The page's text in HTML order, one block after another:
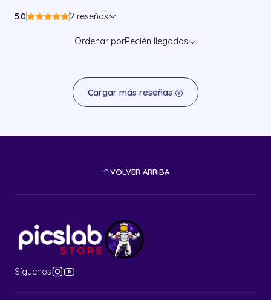
5.0 2 reseñas
Ordenar porRecién llegados
Cargar más reseñas
VOLVER ARRIBA
Síguenos